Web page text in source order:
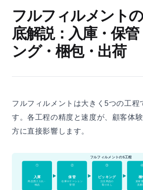
フルフィルメント
底解説：入庫・保
ング・梱包・出荷
フルフィルメントは大きく5つの工程
す。各工程の精度と速度が、顧客体
方に直接影響します。
フルフィルメントの5工程
①
入庫
商品受け入れ・
検品
②
保管
在庫ロケーション
管理
③
ピッキング
注文商品の
取り出し
④
梱
資材選
流通